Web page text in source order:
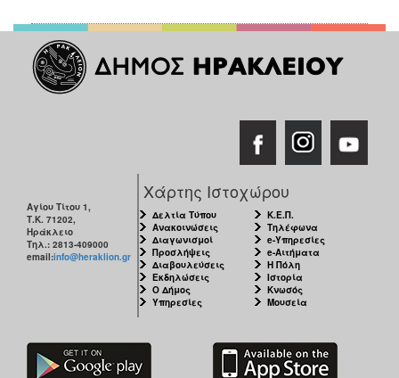
Αγίου Τίτου 1,
Τ.Κ. 71202,
Ηράκλειο
Τηλ.: 2813-409000
email:info@heraklion.gr
Χάρτης Ιστοχώρου
Δελτία Τύπου
Ανακοινώσεις
Διαγωνισμοί
Προσλήψεις
Διαβουλεύσεις
Εκδηλώσεις
Ο Δήμος
Υπηρεσίες
Κ.Ε.Π.
Τηλέφωνα
e-Υπηρεσίες
e-Αιτήματα
Η Πόλη
Ιστορία
Κνωσός
Μουσεία